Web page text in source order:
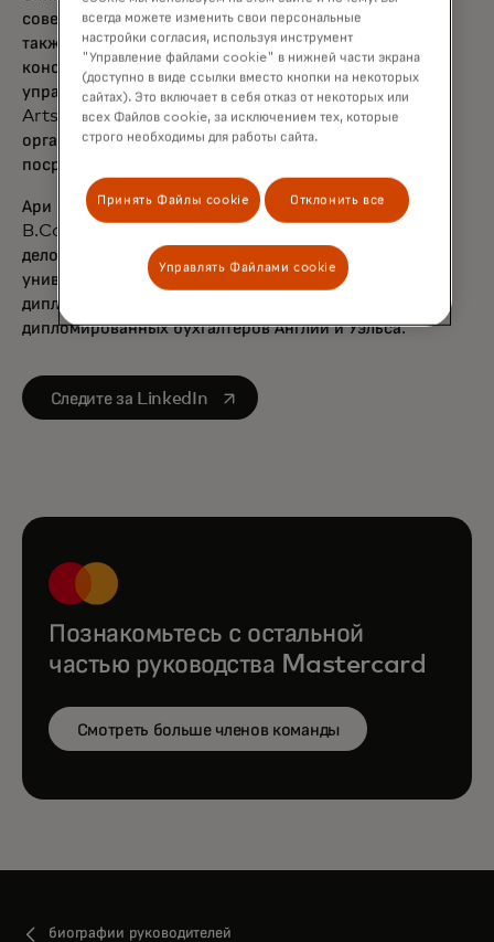
совета директоров Делового совета США-АСЕАН. Он
также является членом Международного
консультативного совета по технологиям Валютного
управления Сингапура и входит в совет директоров
Arts House Limited, сингапурской некоммерческой
организации, занимающейся обогащением жизни
посредством искусства.
Ари окончил Делийский университет со степенью
B.Com (с отличием), получил степень магистра
делового администрирования Кардиффского
университета и является квалифицированным
дипломированным бухгалтером Института
дипломированных бухгалтеров Англии и Уэльса.
Следите за LinkedIn
opens in a new tab
Познакомьтесь с остальной
частью руководства Mastercard
Смотреть больше членов команды
биографии руководителей
всегда можете изменить свои персональные
настройки согласия, используя инструмент
"Управление файлами cookie" в нижней части экрана
(доступно в виде ссылки вместо кнопки на некоторых
сайтах). Это включает в себя отказ от некоторых или
всех Файлов cookie, за исключением тех, которые
строго необходимы для работы сайта.
Принять Файлы cookie Отклонить все
Управлять Файлами cookie